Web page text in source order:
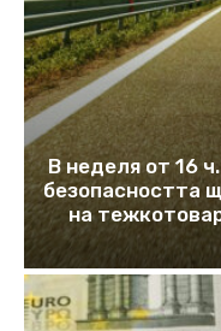
В неделя от 16
безопасността
на